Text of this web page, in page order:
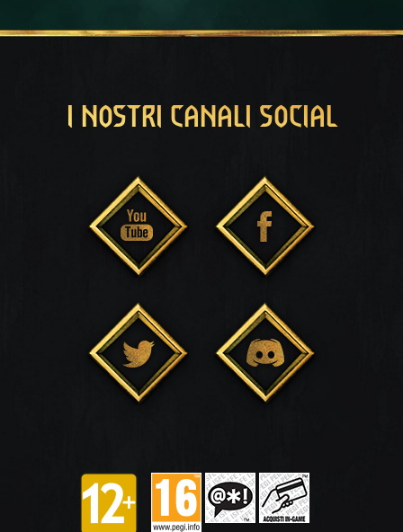
I NOSTRI CANALI SOCIAL